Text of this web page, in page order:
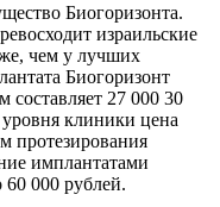
Биогоризонта.
израильские
чем у лучших
Биогоризонт
составляет 27 000 30
клиники цена
протезирования
имплантатами
60 000 рублей.